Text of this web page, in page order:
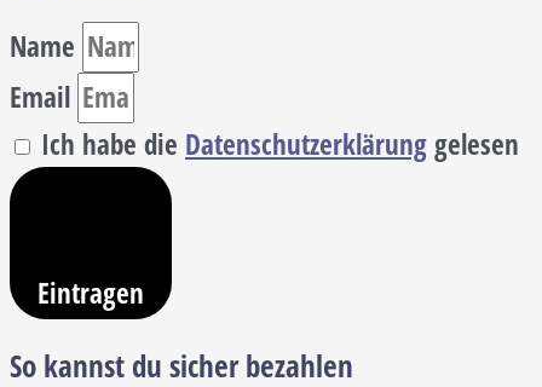
Name
Email
Ich habe die Datenschutzerklärunggelesen
Eintragen
So kannst du sicher bezahlen